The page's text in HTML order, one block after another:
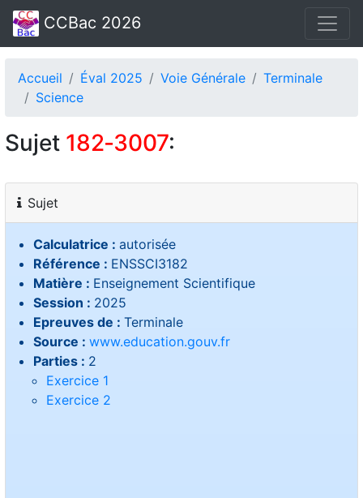
CCBac 2026
Accueil Éval 2025 Voie Générale
Terminale
Science
Sujet 182‑3007:
Sujet
Calculatrice : autorisée
Référence : ENSSCI3182
Matière : Enseignement Scientifique
Session : 2025
Epreuves de : Terminale
Source : www.education.gouv.fr
Parties : 2
Exercice 1
Exercice 2